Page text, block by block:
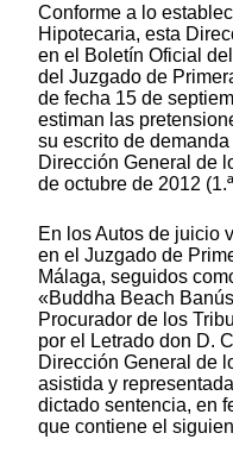
Conforme a lo
Hipotecaria, esta
en el Boletín Oficial
del Juzgado de
de fecha 15 de
estiman las
su escrito de
Dirección General de
de octubre de 2012
En los Autos de juicio
en el Juzgado de
Málaga, seguidos
«Buddha Beach
Procurador de los
por el Letrado don D.
Dirección General de
asistida y
dictado sentencia, en
que contiene el